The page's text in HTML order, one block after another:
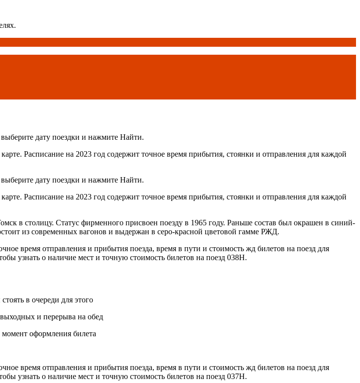
дату поездки и нажмите Найти.
Расписание на 2023 год содержит точное время прибытия, стоянки и отправления для каждой
дату поездки и нажмите Найти.
Расписание на 2023 год содержит точное время прибытия, стоянки и отправления для каждой
в столицу. Статус фирменного присвоен поезду в 1965 году. Раньше состав был окрашен в синий-
из современных вагонов и выдержан в серо-красной цветовой гамме РЖД.
время отправления и прибытия поезда, время в пути и стоимость жд билетов на поезд для
узнать о наличие мест и точную стоимость билетов на поезд 038Н.
в очереди для этого
и перерыва на обед
оформления билета
время отправления и прибытия поезда, время в пути и стоимость жд билетов на поезд для
узнать о наличие мест и точную стоимость билетов на поезд 037H.